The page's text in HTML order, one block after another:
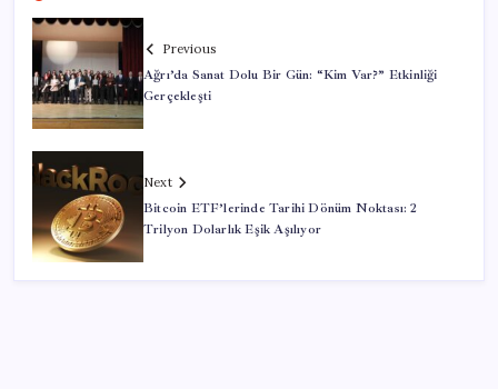
Previous
Ağrı’da Sanat Dolu Bir Gün: “Kim Var?” Etkinliği
Gerçekleşti
Next
Bitcoin ETF’lerinde Tarihi Dönüm Noktası: 2
Trilyon Dolarlık Eşik Aşılıyor